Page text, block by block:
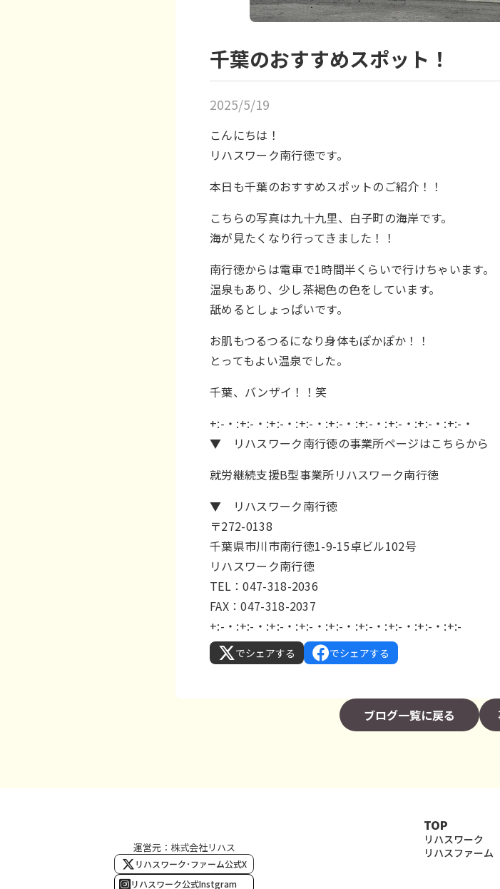
千葉のおすすめスポット！
2025/5/19
こんにちは！
リハスワーク南行徳です。
本日も千葉のおすすめスポットのご紹介！！
こちらの写真は九十九里、白子町の海岸です。
海が見たくなり行ってきました！！
南行徳からは電車で1時間半くらいで行けちゃいます。
温泉もあり、少し茶褐色の色をしています。
舐めるとしょっぱいです。
お肌もつるつるになり身体もぽかぽか！！
とってもよい温泉でした。
千葉、バンザイ！！笑
+:-・:+:-・:+:-・:+:-・:+:-・:+:-・:+:-・:+:-・:+:-・
▼ リハスワーク南行徳の事業所ページはこちらから
就労継続支援B型事業所リハスワーク南行徳
▼ リハスワーク南行徳
〒272-0138
千葉県市川市南行徳1-9-15卓ビル102号
リハスワーク南行徳
TEL：047-318-2036
FAX：047-318-2037
+:-・:+:-・:+:-・:+:-・:+:-・:+:-・:+:-・:+:-・:+:-
でシェアする でシェアする
ブログ一覧に戻る
運営元：株式会社リハス
リハスワーク･ファーム公式X
リハスワーク公式Instgram
TOP
リハスワーク
リハスファーム